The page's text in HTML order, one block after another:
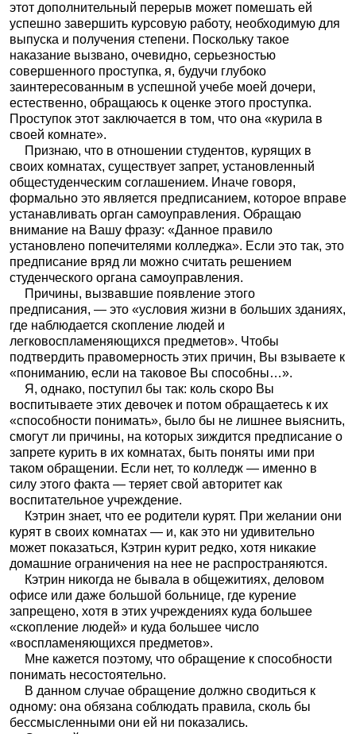
этот дополнительный перерыв может помешать ей
успешно завершить курсовую работу, необходимую для
выпуска и получения степени. Поскольку такое
наказание вызвано, очевидно, серьезностью
совершенного проступка, я, будучи глубоко
заинтересованным в успешной учебе моей дочери,
естественно, обращаюсь к оценке этого проступка.
Проступок этот заключается в том, что она «курила в
своей комнате».
Признаю, что в отношении студентов, курящих в
своих комнатах, существует запрет, установленный
общестуденческим соглашением. Иначе говоря,
формально это является предписанием, которое вправе
устанавливать орган самоуправления. Обращаю
внимание на Вашу фразу: «Данное правило
установлено попечителями колледжа». Если это так, это
предписание вряд ли можно считать решением
студенческого органа самоуправления.
Причины, вызвавшие появление этого
предписания, — это «условия жизни в больших зданиях,
где наблюдается скопление людей и
легковоспламеняющихся предметов». Чтобы
подтвердить правомерность этих причин, Вы взываете к
«пониманию, если на таковое Вы способны…».
Я, однако, поступил бы так: коль скоро Вы
воспитываете этих девочек и потом обращаетесь к их
«способности понимать», было бы не лишнее выяснить,
смогут ли причины, на которых зиждится предписание о
запрете курить в их комнатах, быть поняты ими при
таком обращении. Если нет, то колледж — именно в
силу этого факта — теряет свой авторитет как
воспитательное учреждение.
Кэтрин знает, что ее родители курят. При желании они
курят в своих комнатах — и, как это ни удивительно
может показаться, Кэтрин курит редко, хотя никакие
домашние ограничения на нее не распространяются.
Кэтрин никогда не бывала в общежитиях, деловом
офисе или даже большой больнице, где курение
запрещено, хотя в этих учреждениях куда большее
«скопление людей» и куда большее число
«воспламеняющихся предметов».
Мне кажется поэтому, что обращение к способности
понимать несостоятельно.
В данном случае обращение должно сводиться к
одному: она обязана соблюдать правила, сколь бы
бессмысленными они ей ни показались.